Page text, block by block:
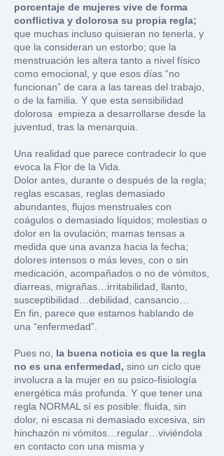
porcentaje de mujeres vive de forma
conflictiva y dolorosa su propia regla;
que muchas incluso quisieran no tenerla, y
que la consideran un estorbo; que la
menstruación les altera tanto a nivel físico
como emocional, y que esos días “no
funcionan” de cara a las tareas del trabajo,
o de la familia. Y que esta sensibilidad
dolorosa empieza a desarrollarse desde la
juventud, tras la menarquia.
Una realidad que parece contradecir lo que
evoca la Flor de la Vida.
Dolor antes, durante o después de la regla;
reglas escasas, reglas demasiado
abundantes, flujos menstruales con
coágulos o demasiado líquidos; molestias o
dolor en la ovulación; mamas tensas a
medida que una avanza hacia la fecha;
dolores intensos o más leves, con o sin
medicación, acompañados o no de vómitos,
diarreas, migrañas…irritabilidad, llanto,
susceptibilidad…debilidad, cansancio…
En fin, parece que estamos hablando de
una “enfermedad”.
Pues no, la buena noticia es que la regla
no es una enfermedad, sino un ciclo que
involucra a la mujer en su psico-fisiología
energética más profunda. Y que tener una
regla NORMAL sí es posible: fluida, sin
dolor, ni escasa ni demasiado excesiva, sin
hinchazón ni vómitos…regular…viviéndola
en contacto con una misma y